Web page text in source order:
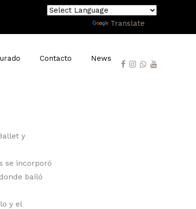
Translate
Contacto News
y
se incorporó
bailó
y el